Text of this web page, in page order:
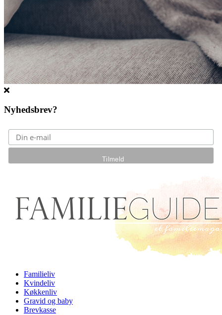
Nyhedsbrev?
Familieliv
Kvindeliv
Køkkenliv
Gravid og baby
Brevkasse